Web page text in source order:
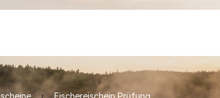
Fischereischein Prüfung